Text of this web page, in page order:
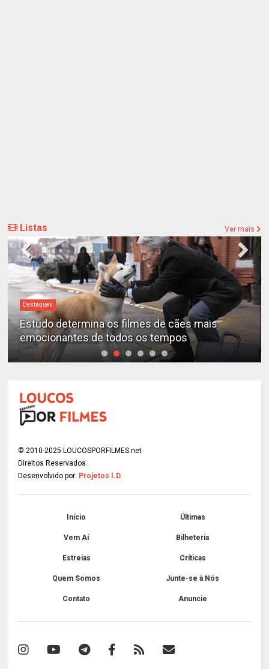
Listas Ver mais
Destaques
Estudo determina os filmes de cães mais
emocionantes de todos os tempos
© 2010-2025 LOUCOSPORFILMES.net
Direitos Reservados.
Desenvolvido por: Projetos I.D.
Início Últimas
Vem Aí Bilheteria
Estreias Críticas
Quem Somos Junte-se à Nós
Contato Anuncie